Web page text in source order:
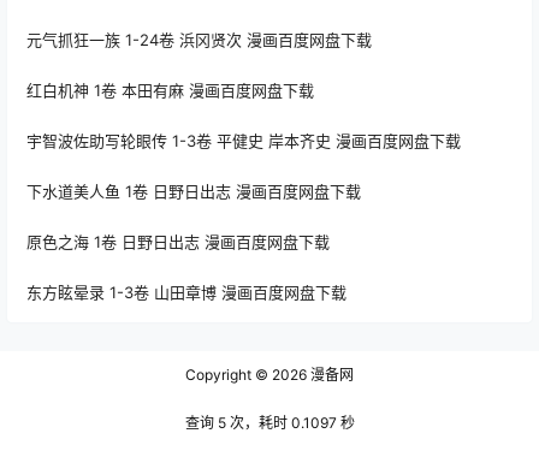
元气抓狂一族 1-24卷 浜冈贤次 漫画百度网盘下载
红白机神 1卷 本田有麻 漫画百度网盘下载
宇智波佐助写轮眼传 1-3卷 平健史 岸本齐史 漫画百度网盘下载
下水道美人鱼 1卷 日野日出志 漫画百度网盘下载
原色之海 1卷 日野日出志 漫画百度网盘下载
东方眩晕录 1-3卷 山田章博 漫画百度网盘下载
Copyright © 2026 漫备网
查询 5 次，耗时 0.1097 秒